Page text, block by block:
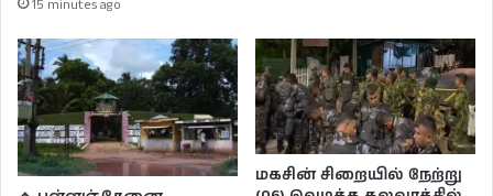
15 minutes ago
மகசின் சிறையில் நேற்று